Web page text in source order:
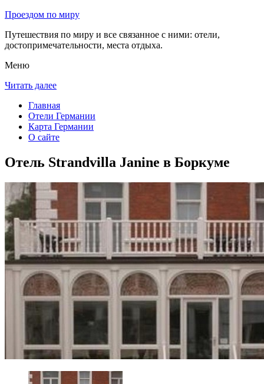
Проездом по миру
Путешествия по миру и все связанное с ними: отели,
достопримечательности, места отдыха.
Меню
Читать далее
Главная
Отели Германии
Карта Германии
О сайте
Отель Strandvilla Janine в Боркуме